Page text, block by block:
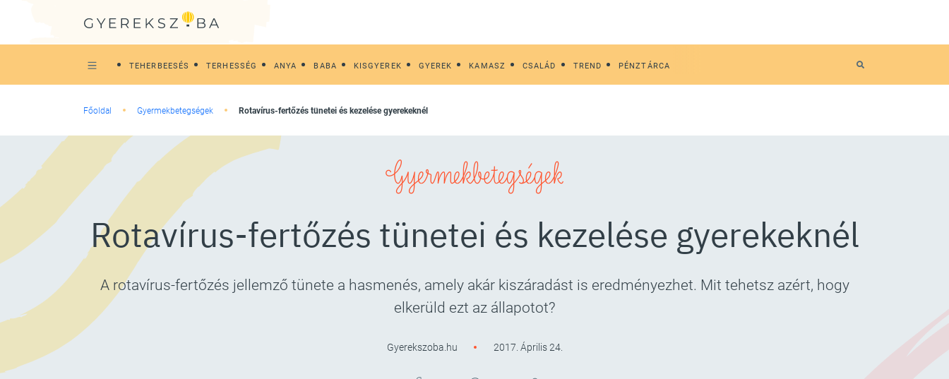
TEHERBEESÉS TERHESSÉG ANYA BABA KISGYEREK GYEREK KAMASZ CSALÁD TREND PÉNZTÁRCA
Főoldal Gyermekbetegségek Rotavírus-fertőzés tünetei és kezelése gyerekeknél
Gyermekbetegségek
Rotavírus-fertőzés tünetei és kezelése gyerekeknél
A rotavírus-fertőzés jellemző tünete a hasmenés, amely akár kiszáradást is eredményezhet. Mit tehetsz azért, hogy
elkerüld ezt az állapotot?
Gyerekszoba.hu 2017. Április 24.